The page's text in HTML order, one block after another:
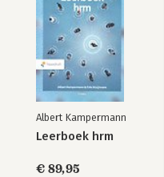
Albert Kampermann
Leerboek hrm
€ 89,95